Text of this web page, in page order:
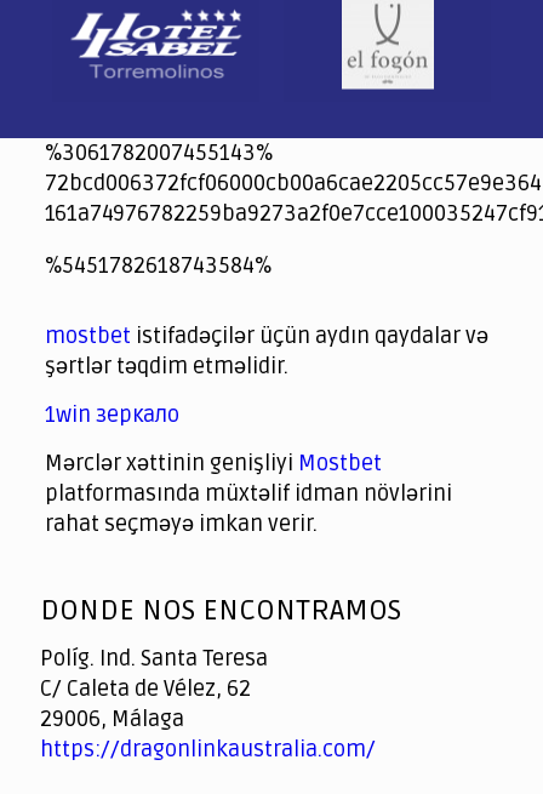
%3061782007455143%
jeetcity
1xbet
jeet city casino
%5451782618743584%
spintiger
Avabet
Spinrise
Crown Green
Crowngreen casino login
슈가 러쉬1000 슬롯
crazy time casino online
1xcasinozambia.com
codingworldnews.com
parimatch.kr
winorio
winorio casino
winorio
mostbet istifadəçilər üçün aydın qaydalar və
şərtlər təqdim etməlidir.
1win зеркало
Mərclər xəttinin genişliyi Mostbet
platformasında müxtəlif idman növlərini
rahat seçməyə imkan verir.
of
DONDE NOS ENCONTRAMOS
Políg. Ind. Santa Teresa
C/ Caleta de Vélez, 62
29006, Málaga
https://dragonlinkaustralia.com/